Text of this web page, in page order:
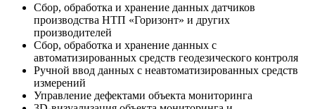
Сбор, обработка и хранение данных датчиков
производства НТП «Горизонт» и других
производителей
Сбор, обработка и хранение данных с
автоматизированных средств геодезического контроля
Ручной ввод данных с неавтоматизированных средств
измерений
Управление дефектами объекта мониторинга